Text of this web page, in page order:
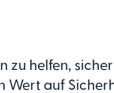
zu helfen, sicher
Wert auf